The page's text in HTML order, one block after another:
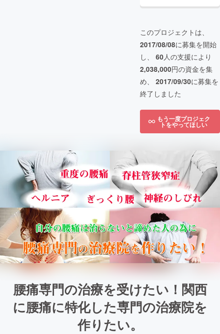
このプロジェクトは、
2017/08/08に募集を開始
し、 60人の支援により
2,038,000円の資金を集
め、 2017/09/30に募集を
終了しました
もう一度プロジェク
トをやってほしい
腰痛専門の治療を受けたい！関西
に腰痛に特化した専門の治療院を
作りたい。